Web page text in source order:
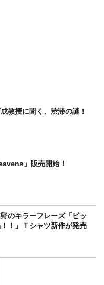
教授に聞く、渋滞の謎！
」販売開始！
のキラーフレーズ「ビッ
！」Ｔシャツ新作が発売